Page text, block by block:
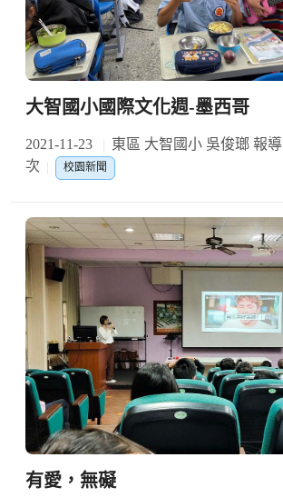
大智國小國際文化週-墨西哥
2021-11-23 東區 大智國小 吳俊瑯 報導
次
校園新聞
有愛，無礙